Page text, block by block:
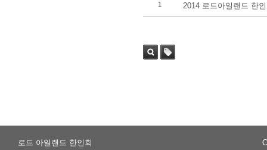
1 2014 로드아일랜드 한
로드 아일랜드 한인회